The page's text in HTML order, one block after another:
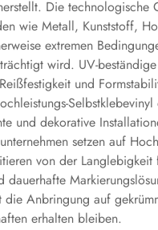
Die technologische
wie Metall, Kunststoff,
extremen
wird. UV-
und
und dekorative
setzen auf
von der
Anbringung auf
erhalten bleiben.